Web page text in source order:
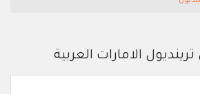
الامارات العربية